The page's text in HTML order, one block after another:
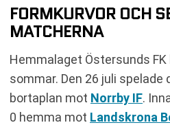
FORMKURVOR OCH
MATCHERNA
Hemmalaget Östersunds
sommar. Den 26 juli spelade
bortaplan mot Norrby IF.
0 hemma mot Landskrona